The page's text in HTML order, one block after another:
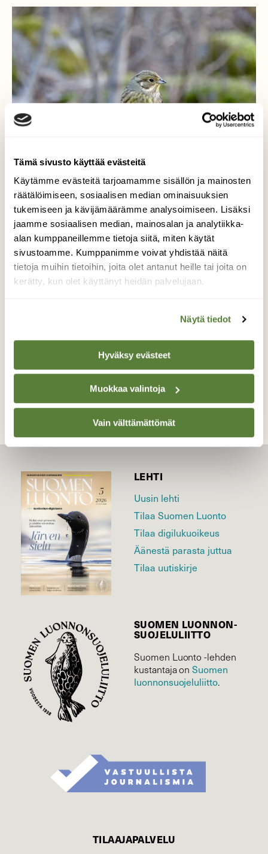
Tämä sivusto käyttää evästeitä
Käytämme evästeitä tarjoamamme sisällön ja mainosten
räätälöimiseen, sosiaalisen median ominaisuuksien
tukemiseen ja kävijämäärämme analysoimiseen. Lisäksi
jaamme sosiaalisen median, mainosalan ja analytiikka-
alan kumppaneillemme tietoja siitä, miten käytät
sivustoamme. Kumppanimme voivat yhdistää näitä
tietoja muihin tietoihin, joita olet antanut heille tai joita on
kerätty, kun olet käyttänyt heidän palvelujaan.
Näytä tiedot
Hyväksy evästeet
Muokkaa valintoja
Vain välttämättömät
Pieni ja hentoinen…
Kauniisti visertelee pieni ja hentoinen
lintunen… Turku 14.4.2022
Valokuvaaja: Juhani Peltonen, Turku 14.4.2022
LEHTI
Uusin lehti
Tilaa Suomen Luonto
Tilaa digilukuoikeus
Äänestä parasta juttua
Tilaa uutiskirje
SUOMEN LUONNON­
SUOJELU­LIITTO
Suomen Luonto -lehden
kustantaja onSuomen
luonnonsuojelu­liitto.
TILAAJAPALVELU